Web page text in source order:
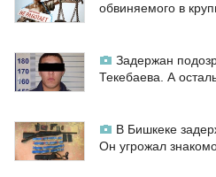
обвиняемого в
Задержан
Текебаева. А
В Бишкеке
Он угрожал